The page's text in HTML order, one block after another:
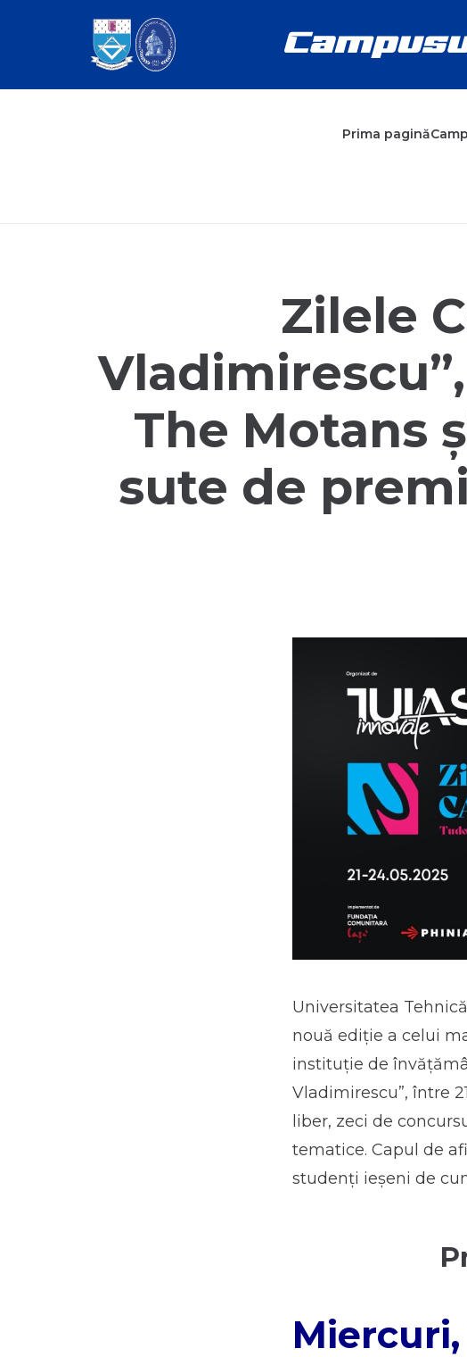
Prima pagină
Zilele
The Motans
sute de
Universitatea
nouă ediție a celui
instituție de
Vladimirescu”, între
liber, zeci de
tematice. Capul de
studenți ieșeni de
Miercuri,